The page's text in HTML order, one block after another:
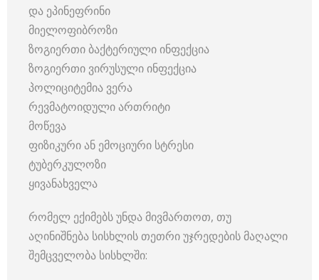
და ეპინეფრინი
მიელოფიბროზი
ზოგიერთი ბაქტერიული ინფექცია
ზოგიერთი ვირუსული ინფექცია
პოლიციტემია ვერა
რევმატოიდული ართრიტი
მოწევა
ფიზიკური ან ემოციური სტრესი
ტუბერკულოზი
ყივანახველა
რომელ ექიმებს უნდა მივმართოთ, თუ
აღინიშნება სისხლის თეთრი უჯრედების მაღალი
შემცველობა სისხლში: